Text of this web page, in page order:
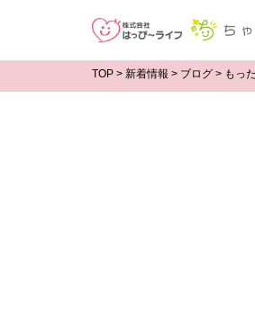
TOP > 新着情報 > ブログ > もっ